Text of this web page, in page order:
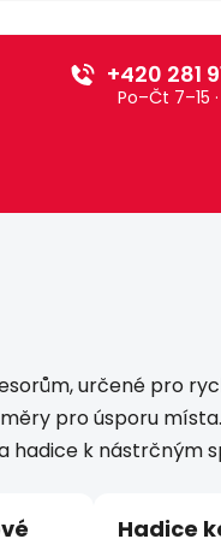
+420 281
Po–Čt 7–15
určené pro
pro úsporu
hadice k nástrčným
Hadice